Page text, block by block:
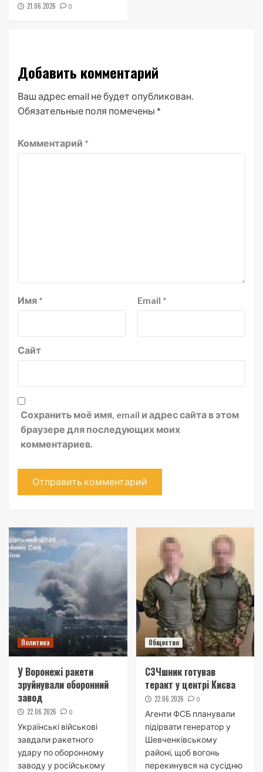
21.06.2026 0
Добавить комментарий
Ваш адрес email не будет опубликован.
Обязательные поля помечены *
Комментарий *
Имя * Email *
Сайт
Сохранить моё имя, email и адрес сайта в этом
браузере для последующих моих
комментариев.
Политика
У Воронежі ракети
зруйнували оборонний
завод
22.06.2026 0
Українські військові
завдали ракетного
удару по оборонному
заводу у російському
Общество
СЗЧшник готував
теракт у центрі Києва
22.06.2026 0
Агенти ФСБ планували
підірвати генератор у
Шевченківському
районі, щоб вогонь
перекинувся на сусідню